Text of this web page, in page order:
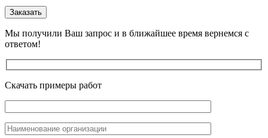
Мы получили Ваш запрос и в ближайшее время вернемся с
ответом!
Скачать примеры работ